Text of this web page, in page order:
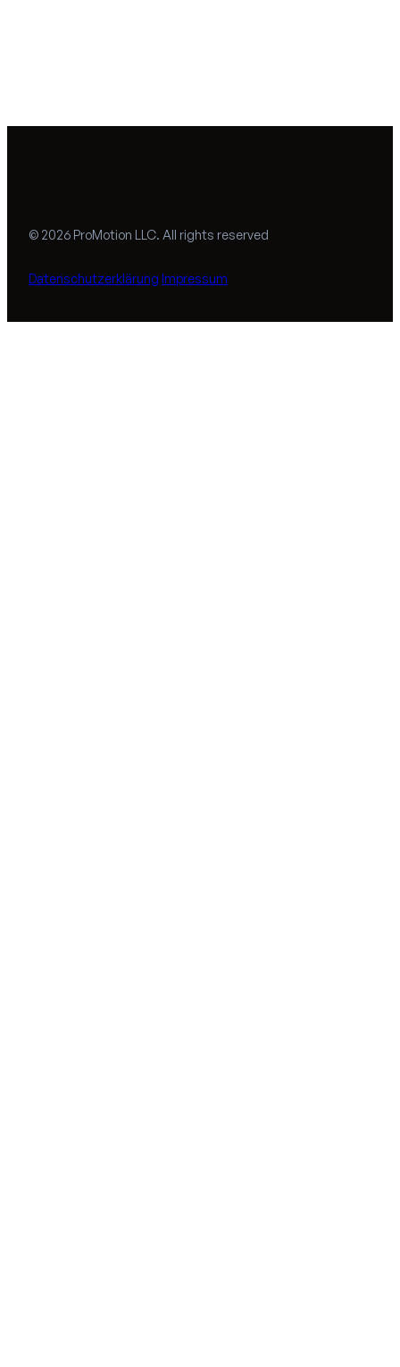
© 2026 ProMotion LLC. All rights reserved
Datenschutzerklärung Impressum